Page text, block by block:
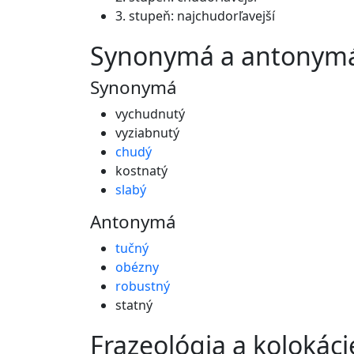
3. stupeň: najchudorľavejší
synonymá a
Synonymá
vychudnutý
vyziabnutý
chudý
kostnatý
slabý
Antonymá
tučný
obézny
robustný
statný
frazeológia a